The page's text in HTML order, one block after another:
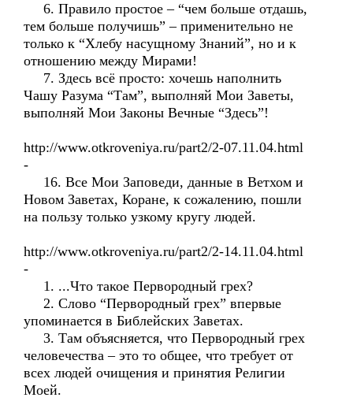
6. Правило простое – “чем больше отдашь,
тем больше получишь” – применительно не
только к “Хлебу насущному Знаний”, но и к
отношению между Мирами!
7. Здесь всё просто: хочешь наполнить
Чашу Разума “Там”, выполняй Мои Заветы,
выполняй Мои Законы Вечные “Здесь”!
http://www.otkroveniya.ru/part2/2-07.11.04.html
-
16. Все Мои Заповеди, данные в Ветхом и
Новом Заветах, Коране, к сожалению, пошли
на пользу только узкому кругу людей.
http://www.otkroveniya.ru/part2/2-14.11.04.html
-
1. ...Что такое Первородный грех?
2. Слово “Первородный грех” впервые
упоминается в Библейских Заветах.
3. Там объясняется, что Первородный грех
человечества – это то общее, что требует от
всех людей очищения и принятия Религии
Моей.